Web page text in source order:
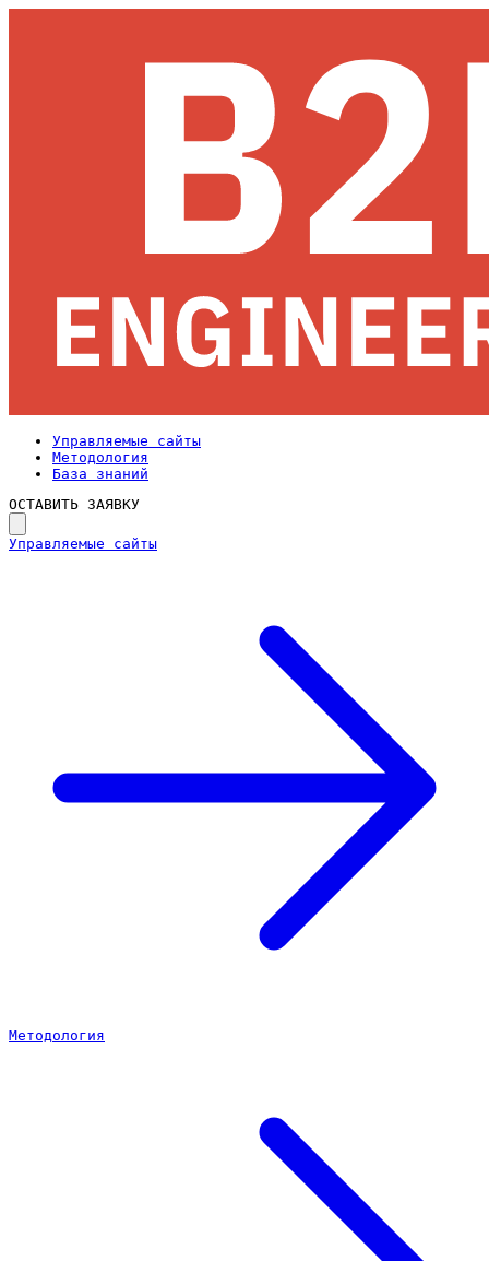
Управляемые сайты
Методология
База знаний
ОСТАВИТЬ ЗАЯВКУ
Управляемые сайты
Методология